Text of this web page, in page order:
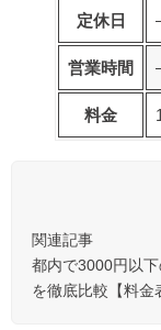
定休日
営業時間
料金
関連記事
都内で3000円以
を徹底比較【料金